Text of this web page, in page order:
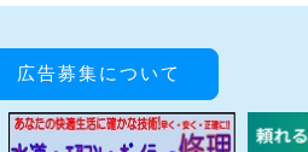
広告募集について